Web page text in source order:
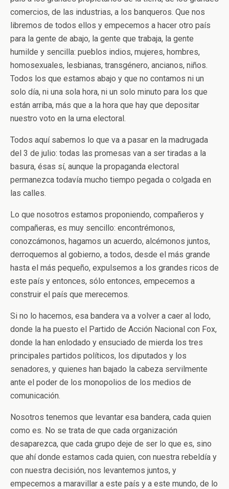
comercios, de las industrias, a los banqueros. Que nos
libremos de todos ellos y empecemos a hacer otro país
para la gente de abajo, la gente que trabaja, la gente
humilde y sencilla: pueblos indios, mujeres, hombres,
homosexuales, lesbianas, transgénero, ancianos, niños.
Todos los que estamos abajo y que no contamos ni un
solo día, ni una sola hora, ni un solo minuto para los que
están arriba, más que a la hora que hay que depositar
nuestro voto en la urna electoral.
Todos aquí sabemos lo que va a pasar en la madrugada
del 3 de julio: todas las promesas van a ser tiradas a la
basura, ésas sí, aunque la propaganda electoral
permanezca todavía mucho tiempo pegada o colgada en
las calles.
Lo que nosotros estamos proponiendo, compañeros y
compañeras, es muy sencillo: encontrémonos,
conozcámonos, hagamos un acuerdo, alcémonos juntos,
derroquemos al gobierno, a todos, desde el más grande
hasta el más pequeño, expulsemos a los grandes ricos de
este país y entonces, sólo entonces, empecemos a
construir el país que merecemos.
Si no lo hacemos, esa bandera va a volver a caer al lodo,
donde la ha puesto el Partido de Acción Nacional con Fox,
donde la han enlodado y ensuciado de mierda los tres
principales partidos políticos, los diputados y los
senadores, y quienes han bajado la cabeza servilmente
ante el poder de los monopolios de los medios de
comunicación.
Nosotros tenemos que levantar esa bandera, cada quien
como es. No se trata de que cada organización
desaparezca, que cada grupo deje de ser lo que es, sino
que ahí donde estamos cada quien, con nuestra rebeldía y
con nuestra decisión, nos levantemos juntos, y
empecemos a maravillar a este país y a este mundo, de lo